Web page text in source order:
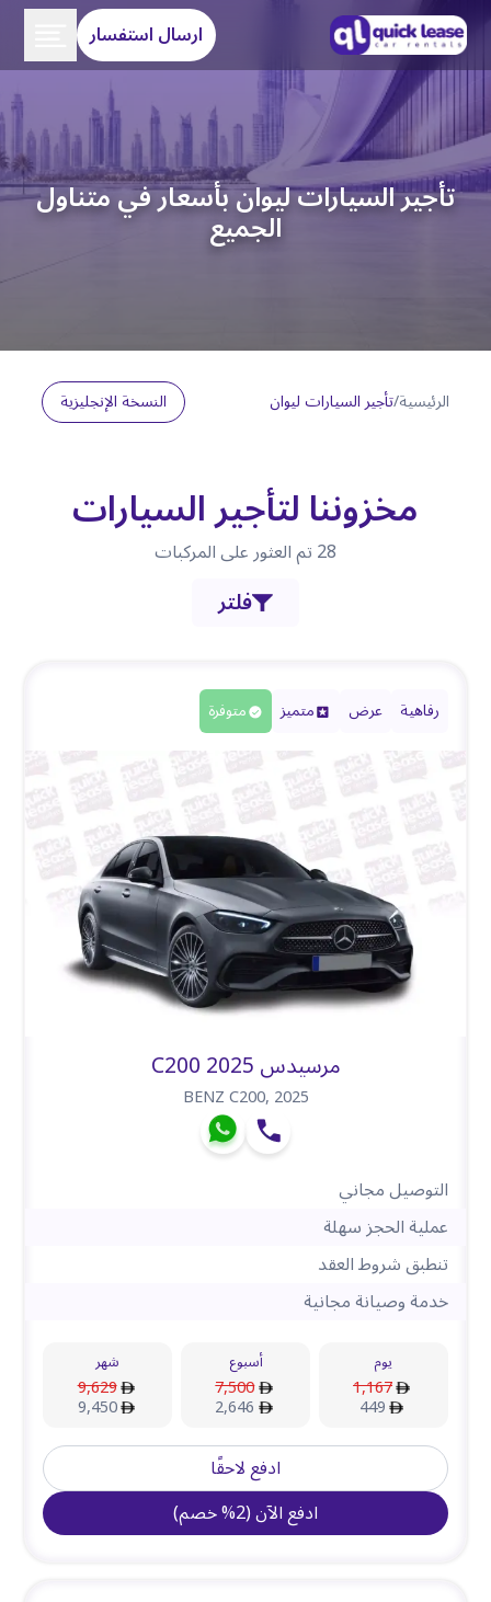
ارسال استفسار
تأجير السيارات ليوان بأسعار في متناول
الجميع
الرئيسية/تأجير السيارات ليوان النسخة الإنجليزية
مخزوننا لتأجير السيارات
28تم العثور على المركبات
فلتر
رفاهية عرض متميز متوفرة
مرسيدس C200 2025
BENZ C200,2025
التوصيل مجاني
عملية الحجز سهلة
تنطبق شروط العقد
خدمة وصيانة مجانية
يوم
1,167
449
أسبوع
7,500
2,646
شهر
9,629
9,450
ادفع لاحقًا
ادفع الآن(
2
%خصم)